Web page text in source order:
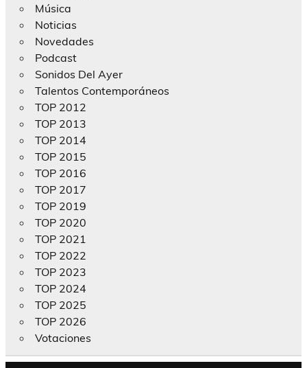
Música
Noticias
Novedades
Podcast
Sonidos Del Ayer
Talentos Contemporáneos
TOP 2012
TOP 2013
TOP 2014
TOP 2015
TOP 2016
TOP 2017
TOP 2019
TOP 2020
TOP 2021
TOP 2022
TOP 2023
TOP 2024
TOP 2025
TOP 2026
Votaciones